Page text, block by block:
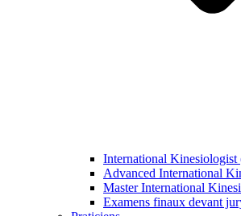
International Kinesiologist
Advanced International
Master International
Examens finaux devant